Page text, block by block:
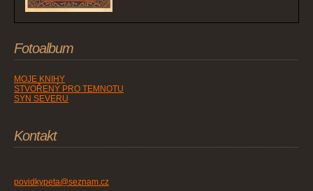
Fotoalbum
MOJE KNIHY
STVOŘENÝ PRO TEMNOTU
SYN SEVERU
Kontakt
povidkypeta@seznam.cz